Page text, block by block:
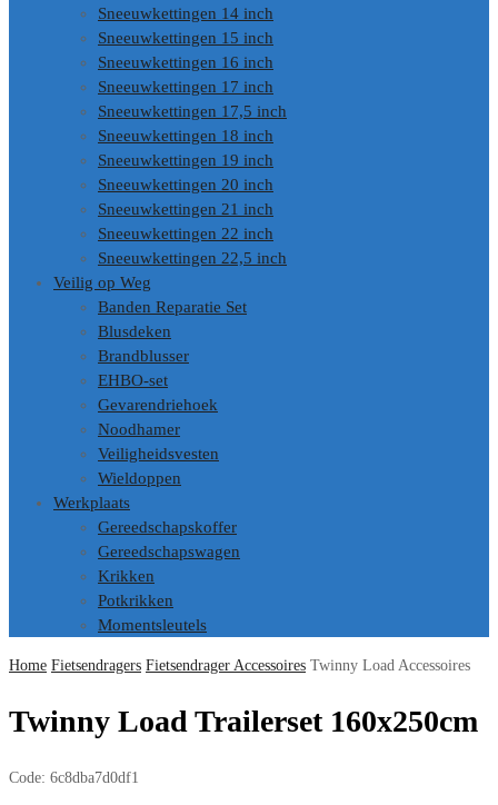
Sneeuwkettingen 14 inch
Sneeuwkettingen 15 inch
Sneeuwkettingen 16 inch
Sneeuwkettingen 17 inch
Sneeuwkettingen 17,5 inch
Sneeuwkettingen 18 inch
Sneeuwkettingen 19 inch
Sneeuwkettingen 20 inch
Sneeuwkettingen 21 inch
Sneeuwkettingen 22 inch
Sneeuwkettingen 22,5 inch
Veilig op Weg
Banden Reparatie Set
Blusdeken
Brandblusser
EHBO-set
Gevarendriehoek
Noodhamer
Veiligheidsvesten
Wieldoppen
Werkplaats
Gereedschapskoffer
Gereedschapswagen
Krikken
Potkrikken
Momentsleutels
Home Fietsendragers Fietsendrager Accessoires Twinny Load Accessoires
Twinny Load Trailerset 160x250cm
Code: 6c8dba7d0df1